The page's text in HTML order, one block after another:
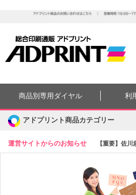
運営サイトからのお知らせ 【重要】佐
商品別専用ダイヤル 利
アドプリント商品カテゴリー